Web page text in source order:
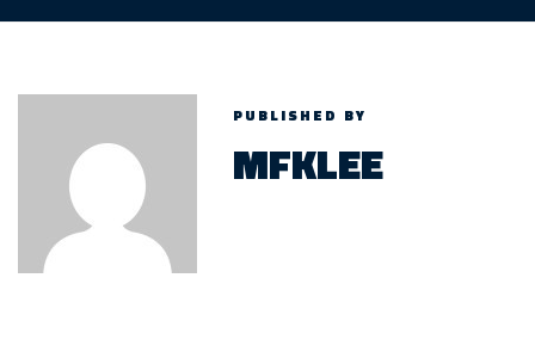
PUBLISHED BY
MFKLEE